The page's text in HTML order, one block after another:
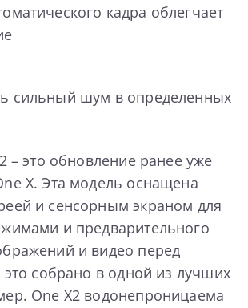
кадра облегчает
сильный шум в определенных
– это обновление ранее уже
X. Эта модель оснащена
и сенсорным экраном для
и предварительного
и видео перед
это собрано в одной из лучших
One X2 водонепроницаема